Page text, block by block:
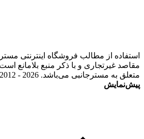
استفاده از مطالب فروشگاه اینترنتی
مقاصد غیرتجاری و با ذکر منبع بلامانع
متعلق به مسترجانبی می‌باشد. Copyright © 2012 - 2026
پیش‌نمایش